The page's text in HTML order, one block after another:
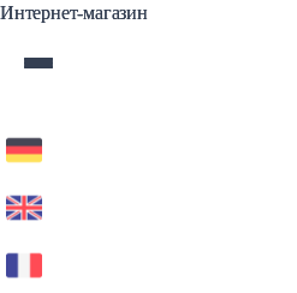
Интернет-магазин
Интернет-магазин